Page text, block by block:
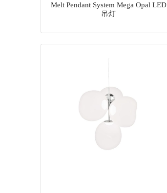
Melt Pendant System Mega Opal LED
吊灯